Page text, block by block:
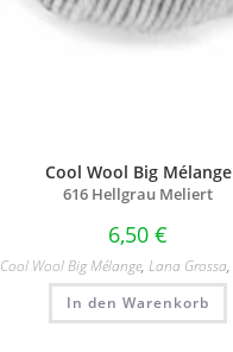
Cool Wool Big Mélange
616 Hellgrau Meliert
6,50 €
Cool Wool Big Mélange, Lana Grossa,
In den Warenkorb